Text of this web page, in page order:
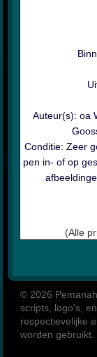
Auteur(s): oa
Conditie: Zeer
pen in- of op
(Alle
© 2026
scripts, logo's,
respectievelijke